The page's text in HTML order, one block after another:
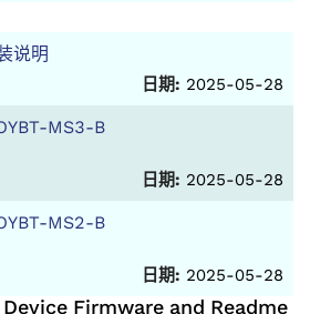
说明
日期: 2025-05-28
MS3-B
日期: 2025-05-28
MS2-B
日期: 2025-05-28
Firmware and Readme